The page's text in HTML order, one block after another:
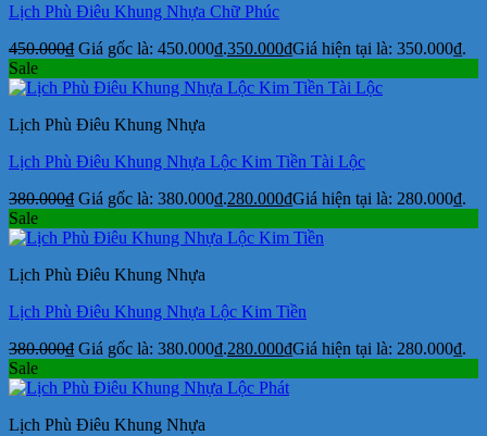
Lịch Phù Điêu Khung Nhựa Chữ Phúc
450.000₫ Giá gốc là: 450.000₫.350.000₫Giá hiện tại là: 350.000₫.
Sale
Lịch Phù Điêu Khung Nhựa
Lịch Phù Điêu Khung Nhựa Lộc Kim Tiền Tài Lộc
380.000₫ Giá gốc là: 380.000₫.280.000₫Giá hiện tại là: 280.000₫.
Sale
Lịch Phù Điêu Khung Nhựa
Lịch Phù Điêu Khung Nhựa Lộc Kim Tiền
380.000₫ Giá gốc là: 380.000₫.280.000₫Giá hiện tại là: 280.000₫.
Sale
Lịch Phù Điêu Khung Nhựa